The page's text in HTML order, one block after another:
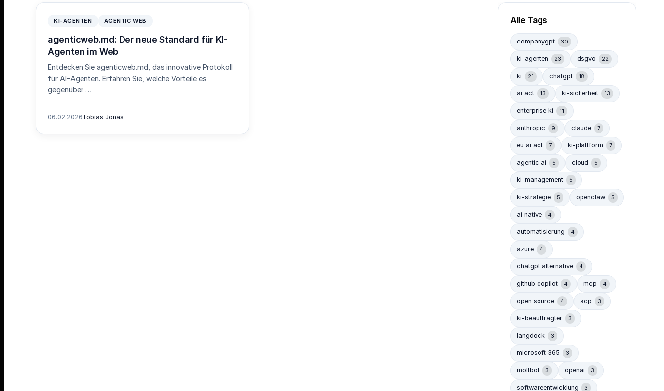
KI-AGENTEN AGENTIC WEB
agenticweb.md: Der neue Standard für KI-
Agenten im Web
Entdecken Sie agenticweb.md, das innovative Protokoll
für AI-Agenten. Erfahren Sie, welche Vorteile es
gegenüber …
06.02.2026Tobias Jonas
Alle Tags
companygpt 30
ki-agenten 23 dsgvo 22
ki 21 chatgpt 18
ai act 13 ki-sicherheit 13
enterprise ki 11
anthropic 9 claude 7
eu ai act 7 ki-plattform 7
agentic ai 5 cloud 5
ki-management 5
ki-strategie 5 openclaw 5
ai native 4
automatisierung 4
azure 4
chatgpt alternative 4
github copilot 4 mcp 4
open source 4 acp 3
ki-beauftragter 3
langdock 3
microsoft 365 3
moltbot 3 openai 3
softwareentwicklung 3